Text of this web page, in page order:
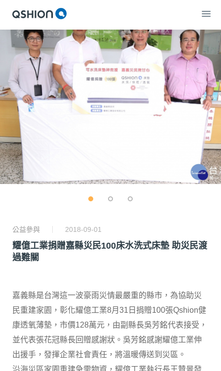
公益參與 2018-09-01
耀億工業捐贈嘉縣災民100床水洗式床墊 助災民渡
過難關
嘉義縣是台灣這一波豪雨災情最嚴重的縣市，為協助災
民重建家園，彰化耀億工業8月31日捐贈100張Qshion健
康透氧薄墊，市價128萬元，由副縣長吳芳銘代表接受，
並代表張花冠縣長回贈感謝狀。吳芳銘感謝耀億工業伸
出援手，發揮企業社會責任，將溫暖傳送到災區。